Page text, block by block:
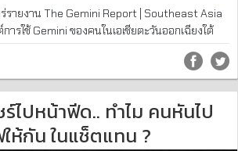
รายงาน The Gemini Report | Southeast Asia
ารใช้ Gemini ของคนในเอเชียตะวันออกเฉียงใต้
ไปหน้าฟีด.. ทำไม คนหันไป
ห้กัน ในแช็ตแทน ?